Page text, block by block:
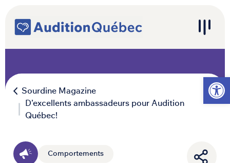
Ouvrir
Navigation principale
Sourdine Magazine
D’excellents ambassadeurs pour Audition
Québec!
Comportements